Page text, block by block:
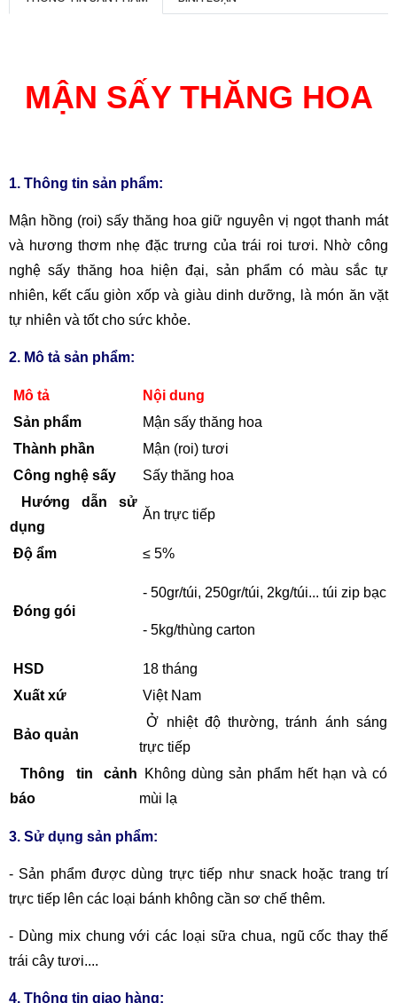
MẬN SẤY THĂNG HOA
1. Thông tin sản phẩm:
Mận hồng (roi) sấy thăng hoa giữ nguyên vị ngọt thanh mát
và hương thơm nhẹ đặc trưng của trái roi tươi. Nhờ công
nghệ sấy thăng hoa hiện đại, sản phẩm có màu sắc tự
nhiên, kết cấu giòn xốp và giàu dinh dưỡng, là món ăn vặt
tự nhiên và tốt cho sức khỏe.
2. Mô tả sản phẩm:
Mô tả
Nội dung
Sản phẩm
Mận sấy thăng hoa
Thành phần
Mận (roi) tươi
Công nghệ sấy
Sấy thăng hoa
Hướng dẫn sử
dụng
Ăn trực tiếp
Độ ẩm ≤ 5%
Đóng gói
- 50gr/túi, 250gr/túi, 2kg/túi... túi zip bạc
- 5kg/thùng carton
HSD
18 tháng
Xuất xứ
Việt Nam
Bảo quản
Ở nhiệt độ thường, tránh ánh sáng
trực tiếp
Thông tin cảnh
báo
Không dùng sản phẩm hết hạn và có
mùi lạ
3. Sử dụng sản phẩm:
- Sản phẩm được dùng trực tiếp như snack hoặc trang trí
trực tiếp lên các loại bánh không cần sơ chế thêm.
- Dùng mix chung với các loại sữa chua, ngũ cốc thay thế
trái cây tươi....
4. Thông tin giao hàng: